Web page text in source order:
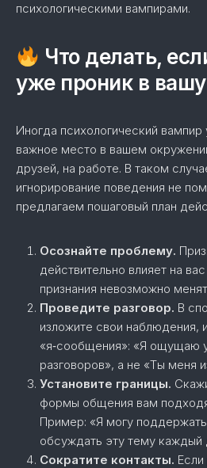
психологическими вампирами.
Что делать,
уже проник в
Иногда психологический вампир
важное место в вашем
друзей, на работе. В таком
игнорирование поведения не
предлагаем пошаговый план
Осознайте проблему.
действительно влияет на
признания невозможно
Проведите разговор. В
изложите свои наблюдения,
«я‑сообщения»: «Я ощущаю
разговоров», а не «Ты меня
Установите границы.
формы общения вам
Пример: «Я могу
обсуждать эту тему каждый
Сократите контакты. Если